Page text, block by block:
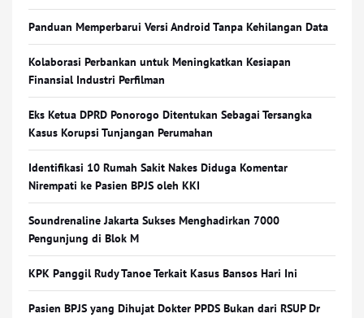
Panduan Memperbarui Versi Android Tanpa Kehilangan Data
Kolaborasi Perbankan untuk Meningkatkan Kesiapan
Finansial Industri Perfilman
Eks Ketua DPRD Ponorogo Ditentukan Sebagai Tersangka
Kasus Korupsi Tunjangan Perumahan
Identifikasi 10 Rumah Sakit Nakes Diduga Komentar
Nirempati ke Pasien BPJS oleh KKI
Soundrenaline Jakarta Sukses Menghadirkan 7000
Pengunjung di Blok M
KPK Panggil Rudy Tanoe Terkait Kasus Bansos Hari Ini
Pasien BPJS yang Dihujat Dokter PPDS Bukan dari RSUP Dr